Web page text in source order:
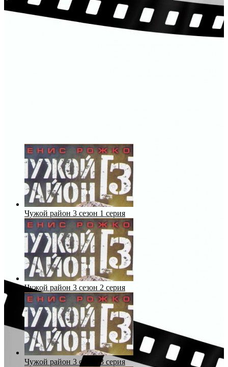
Чужой район 3 сезон 1 серия
Чужой район 3 сезон 2 серия
Чужой район 3 сезон 3 серия